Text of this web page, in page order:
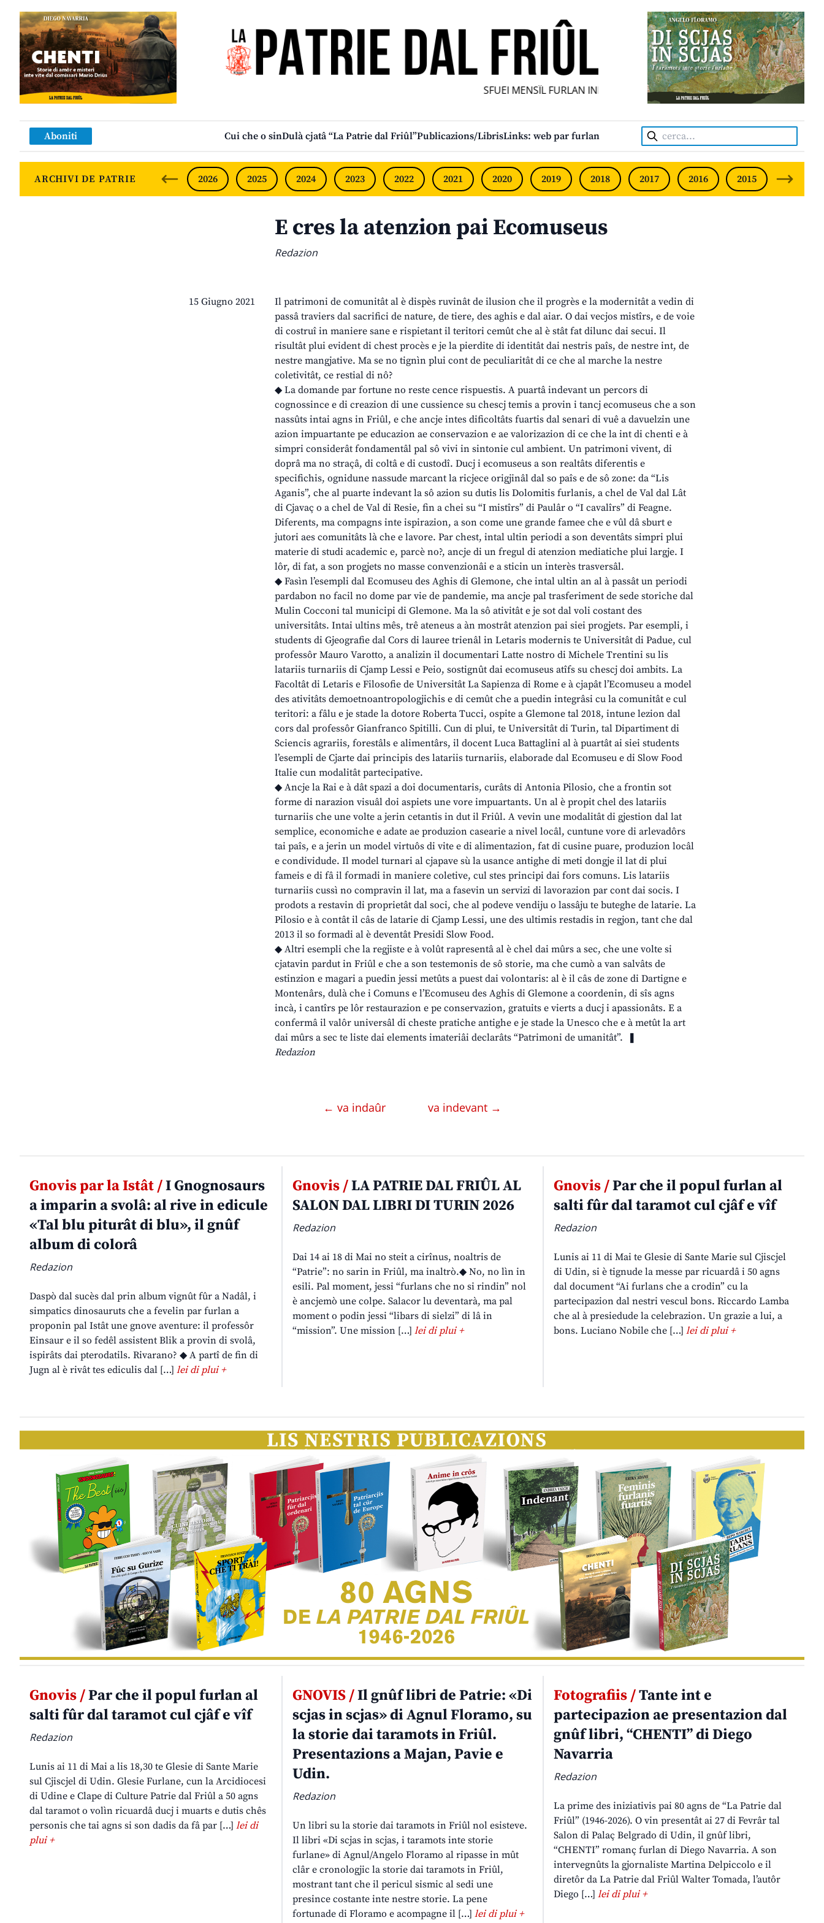
SFUEI MENSÎL FURLAN INDIPENDENT • INDEPENDENT FRIULIAN MONTHLY •
Aboniti Cui che o sinDulà cjatâ “La Patrie dal Friûl”Publicazions/LibrisLinks: web par furlan Cerca:
ARCHIVI DE PATRIE 2026 2025 2024 2023 2022 2021 2020 2019 2018 2017 2016 2015 2014
E cres la atenzion pai Ecomuseus
Redazion
15 Giugno 2021
Il patrimoni de comunitât al è dispès ruvinât de ilusion che il progrès e la modernitât a vedin di
passâ traviers dal sacrifici de nature, de tiere, des aghis e dal aiar. O dai vecjos mistîrs, e de voie
di costruî in maniere sane e rispietant il teritori cemût che al è stât fat dilunc dai secui. Il
risultât plui evident di chest procès e je la pierdite di identitât dai nestris paîs, de nestre int, de
nestre mangjative. Ma se no tignìn plui cont de peculiaritât di ce che al marche la nestre
coletivitât, ce restial di nô?
◆ La domande par fortune no reste cence rispuestis. A puartâ indevant un percors di
cognossince e di creazion di une cussience su chescj temis a provin i tancj ecomuseus che a son
nassûts intai agns in Friûl, e che ancje intes dificoltâts fuartis dal senari di vuê a davuelzin une
azion impuartante pe educazion ae conservazion e ae valorizazion di ce che la int di chenti e à
simpri considerât fondamentâl pal sô vivi in sintonie cul ambient. Un patrimoni vivent, di
doprâ ma no straçâ, di coltâ e di custodî. Ducj i ecomuseus a son realtâts diferentis e
specifichis, ognidune nassude marcant la ricjece origjinâl dal so paîs e de sô zone: da “Lis
Aganis”, che al puarte indevant la sô azion su dutis lis Dolomitis furlanis, a chel de Val dal Lât
di Cjavaç o a chel de Val di Resie, fin a chei su “I mistîrs” di Paulâr o “I cavalîrs” di Feagne.
Diferents, ma compagns inte ispirazion, a son come une grande famee che e vûl dâ sburt e
jutori aes comunitâts là che e lavore. Par chest, intal ultin periodi a son deventâts simpri plui
materie di studi academic e, parcè no?, ancje di un fregul di atenzion mediatiche plui largje. I
lôr, di fat, a son progjets no masse convenzionâi e a sticin un interès trasversâl.
◆ Fasìn l’esempli dal Ecomuseu des Aghis di Glemone, che intal ultin an al à passât un periodi
pardabon no facil no dome par vie de pandemie, ma ancje pal trasferiment de sede storiche dal
Mulin Cocconi tal municipi di Glemone. Ma la sô ativitât e je sot dal voli costant des
universitâts. Intai ultins mês, trê ateneus a àn mostrât atenzion pai siei progjets. Par esempli, i
students di Gjeografie dal Cors di lauree trienâl in Letaris modernis te Universitât di Padue, cul
professôr Mauro Varotto, a analizin il documentari Latte nostro di Michele Trentini su lis
latariis turnariis di Cjamp Lessi e Peio, sostignût dai ecomuseus atîfs su chescj doi ambits. La
Facoltât di Letaris e Filosofie de Universitât La Sapienza di Rome e à cjapât l’Ecomuseu a model
des ativitâts demoetnoantropologjichis e di cemût che a puedin integrâsi cu la comunitât e cul
teritori: a fâlu e je stade la dotore Roberta Tucci, ospite a Glemone tal 2018, intune lezion dal
cors dal professôr Gianfranco Spitilli. Cun di plui, te Universitât di Turin, tal Dipartiment di
Sciencis agrariis, forestâls e alimentârs, il docent Luca Battaglini al à puartât ai siei students
l’esempli de Cjarte dai principis des latariis turnariis, elaborade dal Ecomuseu e di Slow Food
Italie cun modalitât partecipative.
◆ Ancje la Rai e à dât spazi a doi documentaris, curâts di Antonia Pilosio, che a frontin sot
forme di narazion visuâl doi aspiets une vore impuartants. Un al è propit chel des latariis
turnariis che une volte a jerin cetantis in dut il Friûl. A vevin une modalitât di gjestion dal lat
semplice, economiche e adate ae produzion casearie a nivel locâl, cuntune vore di arlevadôrs
tai paîs, e a jerin un model virtuôs di vite e di alimentazion, fat di cusine puare, produzion locâl
e condividude. Il model turnari al cjapave sù la usance antighe di meti dongje il lat di plui
fameis e di fâ il formadi in maniere coletive, cul stes principi dai fors comuns. Lis latariis
turnariis cussì no compravin il lat, ma a fasevin un servizi di lavorazion par cont dai socis. I
prodots a restavin di proprietât dal soci, che al podeve vendiju o lassâju te buteghe de latarie. La
Pilosio e à contât il câs de latarie di Cjamp Lessi, une des ultimis restadis in regjon, tant che dal
2013 il so formadi al è deventât Presidi Slow Food.
◆ Altri esempli che la regjiste e à volût rapresentâ al è chel dai mûrs a sec, che une volte si
cjatavin pardut in Friûl e che a son testemonis de sô storie, ma che cumò a van salvâts de
estinzion e magari a puedin jessi metûts a puest dai volontaris: al è il câs de zone di Dartigne e
Montenârs, dulà che i Comuns e l’Ecomuseu des Aghis di Glemone a coordenin, di sîs agns
incà, i cantîrs pe lôr restaurazion e pe conservazion, gratuits e vierts a ducj i apassionâts. E a
confermâ il valôr universâl di cheste pratiche antighe e je stade la Unesco che e à metût la art
dai mûrs a sec te liste dai elements imateriâi declarâts “Patrimoni de umanitât”. ❚
Redazion
← va indaûr va indevant →
Gnovis par la Istât /I Gnognosaurs
a imparin a svolâ: al rive in edicule
«Tal blu piturât di blu», il gnûf
album di colorâ
Redazion
Daspò dal sucès dal prin album vignût fûr a Nadâl, i
simpatics dinosauruts che a fevelin par furlan a
proponin pal Istât une gnove aventure: il professôr
Einsaur e il so fedêl assistent Blik a provin di svolâ,
ispirâts dai pterodatils. Rivarano? ◆ A partî de fin di
Jugn al è rivât tes ediculis dal […] lei di plui +
Gnovis /LA PATRIE DAL FRIÛL AL
SALON DAL LIBRI DI TURIN 2026
Redazion
Dai 14 ai 18 di Mai no steit a cirînus, noaltris de
“Patrie”: no sarin in Friûl, ma inaltrò.◆ No, no lìn in
esili. Pal moment, jessi “furlans che no si rindin” nol
è ancjemò une colpe. Salacor lu deventarà, ma pal
moment o podin jessi “libars di sielzi” di lâ in
“mission”. Une mission […] lei di plui +
Gnovis /Par che il popul furlan al
salti fûr dal taramot cul cjâf e vîf
Redazion
Lunis ai 11 di Mai te Glesie di Sante Marie sul Cjiscjel
di Udin, si è tignude la messe par ricuardâ i 50 agns
dal document “Ai furlans che a crodin” cu la
partecipazion dal nestri vescul bons. Riccardo Lamba
che al à presiedude la celebrazion. Un grazie a lui, a
bons. Luciano Nobile che […]lei di plui +
Gnovis /Par che il popul furlan al
salti fûr dal taramot cul cjâf e vîf
Redazion
Lunis ai 11 di Mai a lis 18,30 te Glesie di Sante Marie
sul Cjiscjel di Udin. Glesie Furlane, cun la Arcidiocesi
di Udine e Clape di Culture Patrie dal Friûl a 50 agns
dal taramot o volìn ricuardâ ducj i muarts e dutis chês
personis che tai agns si son dadis da fâ par […] lei di
plui +
GNOVIS /Il gnûf libri de Patrie: «Di
scjas in scjas» di Agnul Floramo, su
la storie dai taramots in Friûl.
Presentazions a Majan, Pavie e
Udin.
Redazion
Un libri su la storie dai taramots in Friûl nol esisteve.
Il libri «Di scjas in scjas, i taramots inte storie
furlane» di Agnul/Angelo Floramo al ripasse in mût
clâr e cronologjic la storie dai taramots in Friûl,
mostrant tant che il pericul sismic al sedi une
presince costante inte nestre storie. La pene
fortunade di Floramo e acompagne il […] lei di plui +
Fotografiis /Tante int e
partecipazion ae presentazion dal
gnûf libri, “CHENTI” di Diego
Navarria
Redazion
La prime des iniziativis pai 80 agns de “La Patrie dal
Friûl” (1946-2026). O vin presentât ai 27 di Fevrâr tal
Salon di Palaç Belgrado di Udin, il gnûf libri,
“CHENTI” romanç furlan di Diego Navarria. A son
intervegnûts la gjornaliste Martina Delpiccolo e il
diretôr da La Patrie dal Friûl Walter Tomada, l’autôr
Diego […]lei di plui +